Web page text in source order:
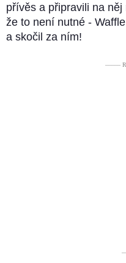
přívěs a připravili na
že to není nutné -
a skočil za ním!
–––––